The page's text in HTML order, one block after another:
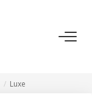
Luxe